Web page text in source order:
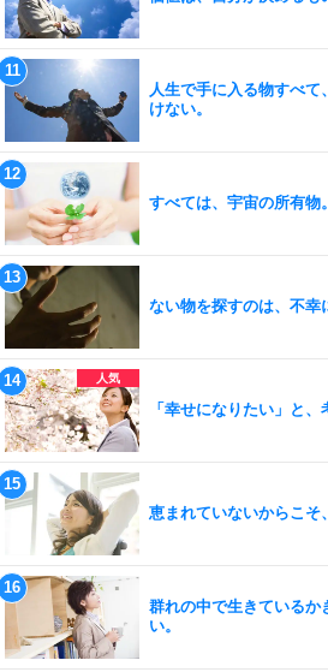
人生で手に入る物すべ
けない。
すべては、宇宙の所有物。
ない物を探すのは、不幸
「幸せになりたい」と、
恵まれていないからこそ
群れの中で生きているか
い。